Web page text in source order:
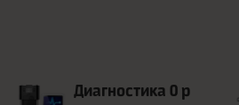
Диагностика 0 р